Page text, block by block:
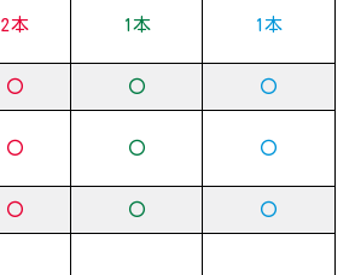
2本 1本 1本
〇 〇 〇
〇 〇 〇
〇 〇 〇